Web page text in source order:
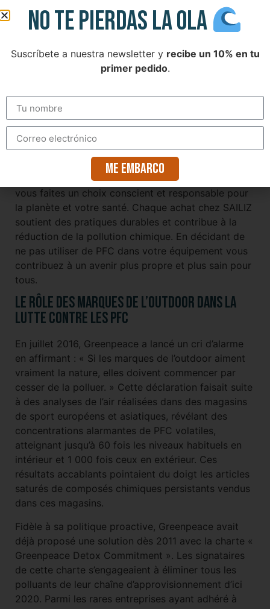
Pourquoi votre choix compte
En choisissant des équipements de voile sans PFC,
vous faites un choix conscient et responsable pour
la planète et votre santé. Chaque achat chez SAILIZ
soutient des pratiques durables et contribue à la
réduction de la pollution chimique. En décidant de
ne pas utiliser de PFC dans votre équipement vous
contribuez à un avenir plus propre et plus sain pour
tous.
Le rôle des marques de l’outdoor dans la
lutte contre les PFC
En juillet 2016, Greenpeace a lancé un cri d’alarme
en affirmant : « Si les marques de l’outdoor aiment
vraiment la nature, elles doivent commencer par
cesser de la polluer. » Cette déclaration faisait suite
à des analyses de l’air réalisées dans des magasins
de sport européens et asiatiques, révélant des
concentrations alarmantes de PFC volatiles,
atteignant jusqu’à 60 fois les niveaux habituels en
intérieur et 1 000 fois ceux en extérieur. Ces
résultats accablants pointaient du doigt les articles
saturés de composés chimiques persistants vendus
dans ces magasins.
Fidèle à sa politique proactive, Greenpeace avait
déjà proposé une solution dès 2011 avec la charte «
Greenpeace Detox Commitment ». Les signataires
de cette charte s’engageaient à éliminer tous les
polluants de leur chaîne d’approvisionnement d’ici
2020. Parmi les rares entreprises ayant adhéré à
NO TE PIERDAS LA OLA
Suscríbete a nuestra newsletter y recibe un 10% en tu
primer pedido.
Me embarco